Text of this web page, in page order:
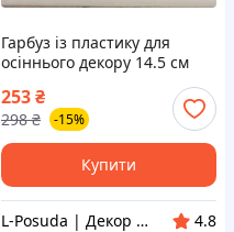
Гарбуз із пластику для
осіннього декору 14.5 см
гліттером
253₴
298 ₴ -15%
Купити
L-Posuda | Декор та посуда для вашего дома
4.8